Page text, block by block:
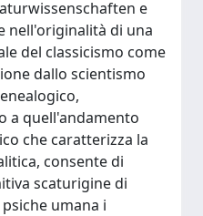
e
nell'originalità di una
del classicismo come
dallo scientismo
a quell'andamento
che caratterizza la
consente di
scaturigine di
umana i